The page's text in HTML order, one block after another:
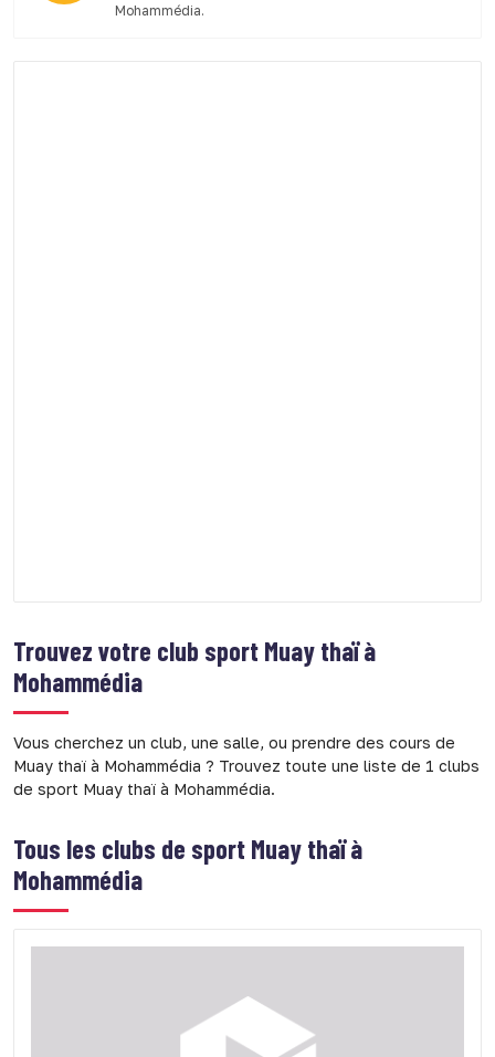
Mohammédia.
Trouvez votre club sport Muay thaï à
Mohammédia
Vous cherchez un club, une salle, ou prendre des cours de
Muay thaï à Mohammédia ? Trouvez toute une liste de 1 clubs
de sport Muay thaï à Mohammédia.
Tous les clubs de sport Muay thaï à
Mohammédia